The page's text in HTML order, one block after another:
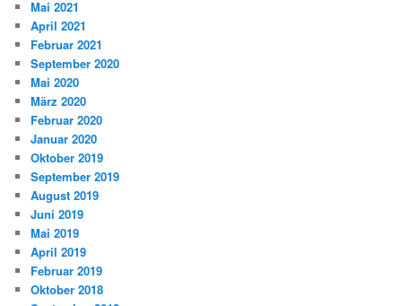
Mai 2021
April 2021
Februar 2021
September 2020
Mai 2020
März 2020
Februar 2020
Januar 2020
Oktober 2019
September 2019
August 2019
Juni 2019
Mai 2019
April 2019
Februar 2019
Oktober 2018